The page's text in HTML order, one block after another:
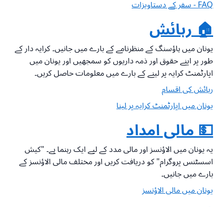
FAQ - سفر کے دستاویزات
🏠 رہائش
یونان میں ہاؤسنگ کے منظرنامے کے بارے میں جانیں۔ کرایہ دار کے
طور پر اپنے حقوق اور ذمہ داریوں کو سمجھیں اور یونان میں
اپارٹمنٹ کرایہ پر لینے کے بارے میں معلومات حاصل کریں۔
رہائش کی اقسام
یونان میں اپارٹمنٹ کرایہ پر لینا
💵 مالی امداد
یہ یونان میں الاؤنسز اور مالی مدد کے لیے ایک رہنما ہے۔ "کیش
اسسٹنس پروگرام" کو دریافت کریں اور مختلف مالی الاؤنسز کے
بارے میں جانیں۔
یونان میں مالی الاؤنسز